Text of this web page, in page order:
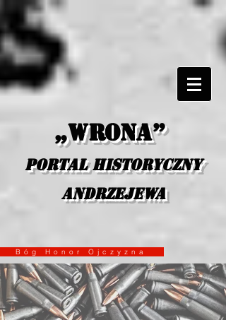
„Wrona”
portal historyczny
Andrzejewa
Honor Ojczyzna